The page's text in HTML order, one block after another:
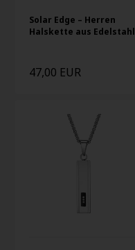
Solar Edge – Herren
Halskette aus Edelstahl
47,00 EUR